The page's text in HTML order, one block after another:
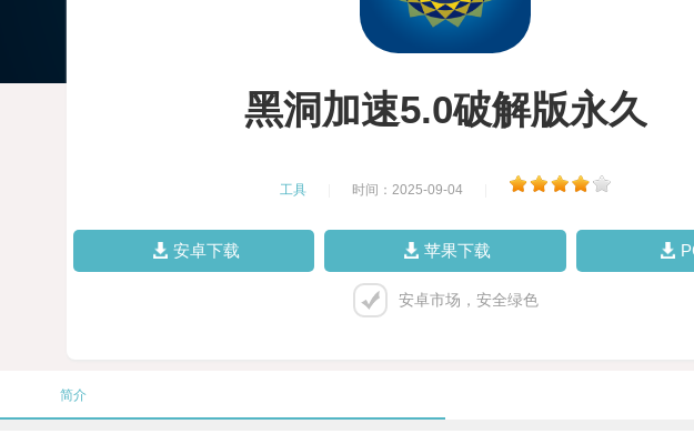
黑洞加速5.0破解版永久
工具 时间：2025-09-04
安卓下载 苹果下载
安卓市场，安全绿色
简介